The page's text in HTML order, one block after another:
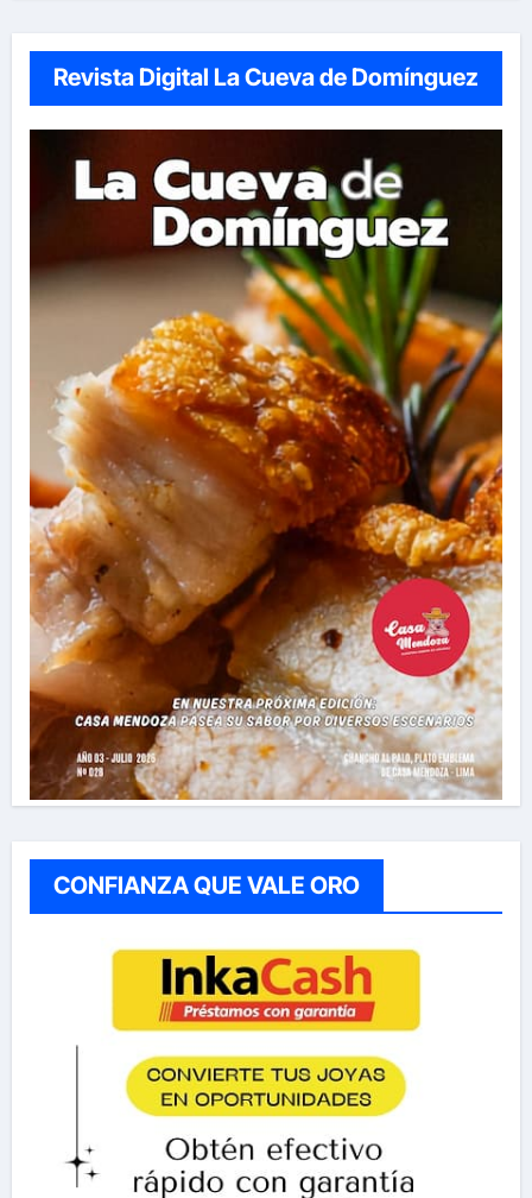
Revista Digital La Cueva de Domínguez
CONFIANZA QUE VALE ORO